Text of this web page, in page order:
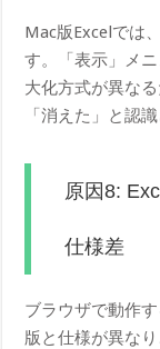
Mac版Excelでは
す。「表示」メ
大化方式が異な
「消えた」と認
原因8:
仕様差
ブラウザで動作
版と仕様が異な